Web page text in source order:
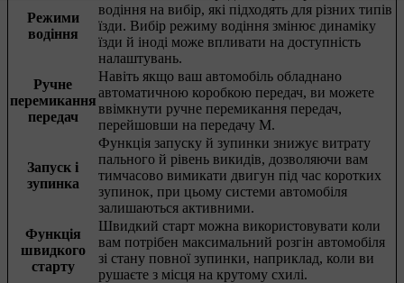
Режими
водіння
водіння на вибір, які підходять для різних типів
їзди. Вибір режиму водіння змінює динаміку
їзди й іноді може впливати на доступність
налаштувань.
Ручне
перемикання
передач
Навіть якщо ваш автомобіль обладнано
автоматичною коробкою передач, ви можете
ввімкнути ручне перемикання передач,
перейшовши на передачу M.
Запуск і
зупинка
Функція запуску й зупинки знижує витрату
пального й рівень викидів, дозволяючи вам
тимчасово вимикати двигун під час коротких
зупинок, при цьому системи автомобіля
залишаються активними.
Функція
швидкого
старту
Швидкий старт можна використовувати коли
вам потрібен максимальний розгін автомобіля
зі стану повної зупинки, наприклад, коли ви
рушаєте з місця на крутому схилі.